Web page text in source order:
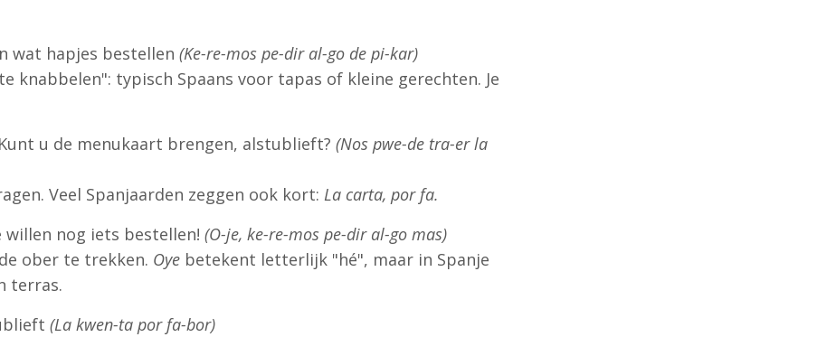
wat hapjes bestellen (Ke-re-mos pe-dir al-go de pi-kar)
typisch Spaans voor tapas of kleine gerechten. Je
u de menukaart brengen, alstublieft? (Nos pwe-de tra-er la
Veel Spanjaarden zeggen ook kort: La carta, por fa.
willen nog iets bestellen! (O-je, ke-re-mos pe-dir al-go mas)
ober te trekken. Oye betekent letterlijk "hé", maar in Spanje
terras.
(La kwen-ta por fa-bor)